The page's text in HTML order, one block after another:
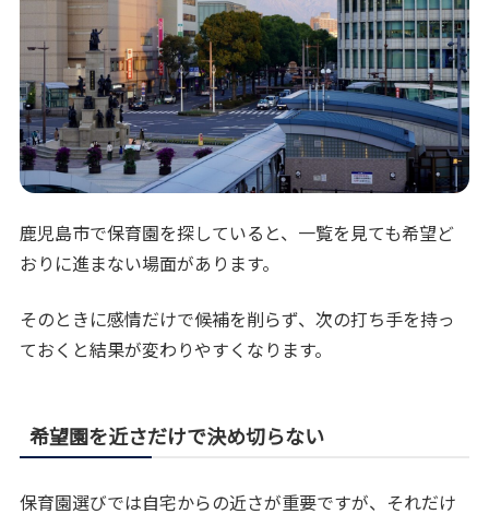
鹿児島市で保育園を探していると、一覧を見ても希望ど
おりに進まない場面があります。
そのときに感情だけで候補を削らず、次の打ち手を持っ
ておくと結果が変わりやすくなります。
希望園を近さだけで決め切らない
保育園選びでは自宅からの近さが重要ですが、それだけ